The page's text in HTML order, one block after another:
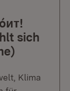
sich
Klima